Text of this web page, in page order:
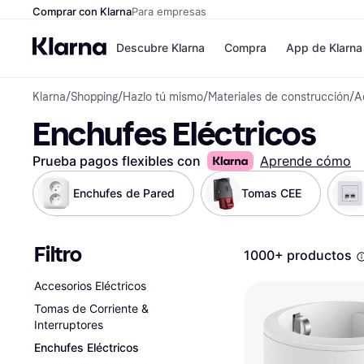
Comprar con KlarnaPara empresas
Descubre Klarna
Formas de
Paga ahora
Paga en 3 plazos
Paga en 30 días
Financiación
Klarna en Apple
Compra
Tiendas
Shein
Zalando Prive
Zara
JD Sports
Directorio de
App de Klarna
Klarna/Shopping/Hazlo tú mismo/Materiales de construcción/
Enchufes Eléctricos
Prueba pagos flexibles con Aprende cómo
Enchufes de Pared Tomas CEE
Filtro
Accesorios Eléctricos
Tomas de Corriente &
Interruptores
Enchufes Eléctricos
1000+ productos